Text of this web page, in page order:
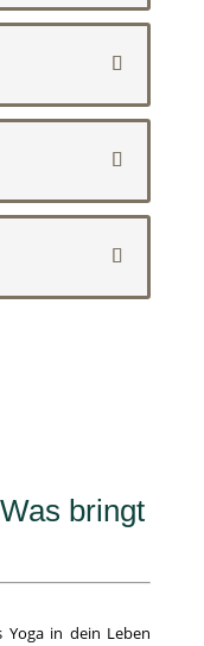
bringt
in dein Leben